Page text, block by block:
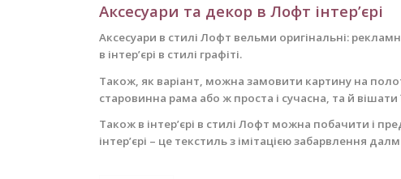
Аксесуари та декор в Лофт інтер’єрі
Аксесуари в стилі Лофт вельми оригінальні:
в інтер’єрі в стилі графіті.
Також, як варіант, можна замовити картину на
старовинна рама або ж проста і сучасна, та й вішати
Також в інтер’єрі в стилі Лофт можна побачити і
інтер’єрі – це текстиль з імітацією забарвлення